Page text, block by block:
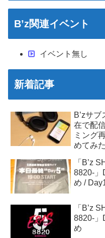
B’z関連イベント
イベント無し
新着記事
B’zサ
在で配
ミング
めてみた
「B’z
8820-」
め /
「B’z
8820-」
め